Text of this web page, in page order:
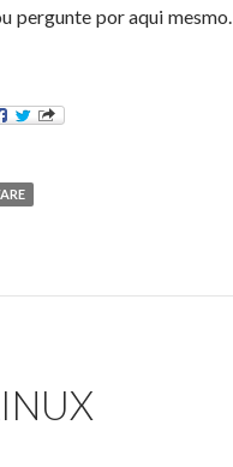
pergunte por aqui mesmo.